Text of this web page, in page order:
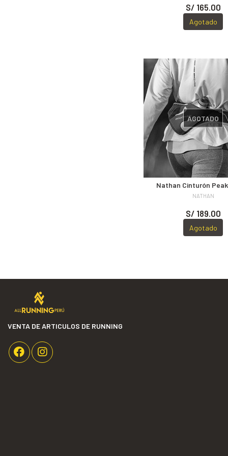
S/ 165.00
Agotado
AGOTADO
Nathan Cinturón
NATHAN
S/ 189.00
Agotado
VENTA DE ARTICULOS DE RUNNING